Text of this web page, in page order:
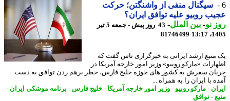
سیگنال منفی از واشنگتن؛ حرکت
روبیو علیه توافق ایران؟
نو- بین الملل-
43 روز پیش - جمعه 5 تیر
81746499
ارشد ایرانی به خبرگزاری تاس گفت که
«مارکو روبیو» وزیر امور خارجه آمریکا در
سفرش به کشور های حوزه خلیج فارس، خطر برهم زدن توافق به دست
با ایران را به همراه ...
- مارکو روبیو -وزیر امور خارجه آمریکا- خلیج فارس-برنامه موشکی ایران -
-توافق